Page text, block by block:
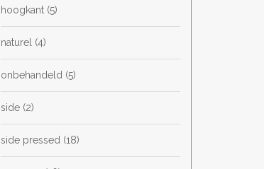
hoogkant (5)
naturel (4)
onbehandeld (5)
side (2)
side pressed (18)